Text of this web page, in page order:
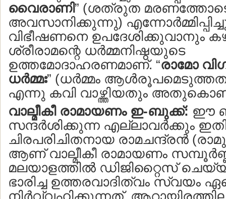
വൈരാണി” (ശത്രുത
അവസാനിക്കുന്നു)
വിഭീഷണനെ ഉപദേശിക്കുവാനും
ശ്രീരാമന്റെ ധര്‍മ്മനിഷ്ഠയുടെ
ഉത്തമോദാഹരണമാണ്. “രാമോ
ധര്‍മ്മഃ” (ധര്‍മ്മം
എന്നു കവി വാഴ്ത്തിയതും
വാല്മീകീ രാമായണം ഇ-ബുക്ക്: ഈ
സന്ദര്‍ശിക്കുന്ന എല്ലാവര്‍ക്കും
ചിരപരിചിതനായ രാമചന്ദ്രന്‍
ആണ് വാല്മീകീ രാമായണം
മലയാളത്തില്‍ ഡിജിറ്റൈസ്
ഭാരിച്ച ഉത്തരവാദിത്വം സ്വയം